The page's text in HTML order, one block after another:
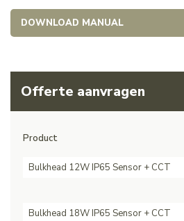
DOWNLOAD MANUAL
Offerte aanvragen
Product
Bulkhead 12W IP65 Sensor + CCT
Bulkhead 18W IP65 Sensor + CCT